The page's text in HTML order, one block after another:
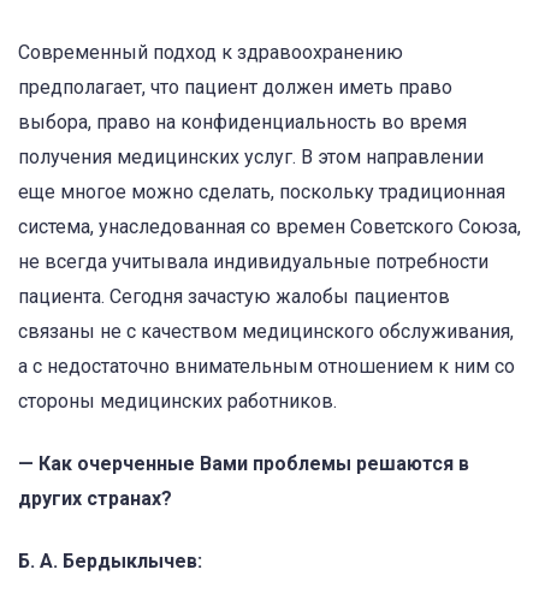
Современный подход к здравоохранению
предполагает, что пациент должен иметь право
выбора, право на конфиденциальность во время
получения медицинских услуг. В этом направлении
еще многое можно сделать, поскольку традиционная
система, унаследованная со времен Советского Союза,
не всегда учитывала индивидуальные потребности
пациента. Сегодня зачастую жалобы пациентов
связаны не с качеством медицинского обслуживания,
а с недостаточно внимательным отношением к ним со
стороны медицинских работников.
— Как очерченные Вами проблемы решаются в
других странах?
Б. А. Бердыклычев: